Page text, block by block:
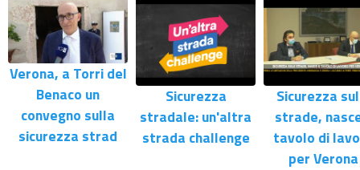
Verona, a Torri del
Benaco un
convegno sulla
sicurezza strad
Sicurezza
stradale: un'altra
strada challenge
Sicurezza
strade,
tavolo di
per Verona